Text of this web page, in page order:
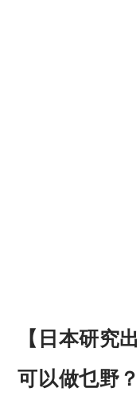
【日本研究
可以做乜野？